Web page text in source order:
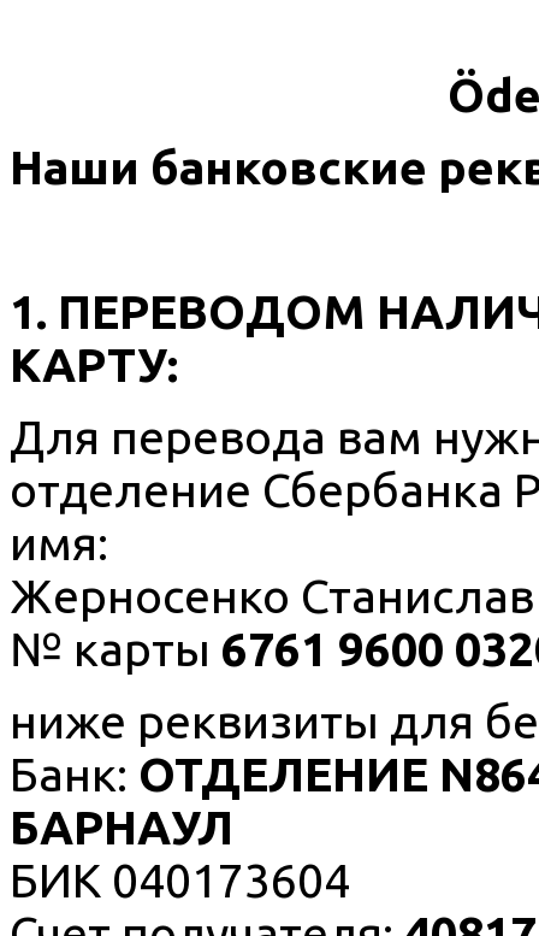
Наши банковские
1. ПЕРЕВОДОМ
КАРТУ:
Для перевода вам
отделение Сбербанка
имя:
Жерносенко
№ карты 6761 9600
ниже реквизиты для
Банк: ОТДЕЛЕНИЕ
БАРНАУЛ
БИК 040173604